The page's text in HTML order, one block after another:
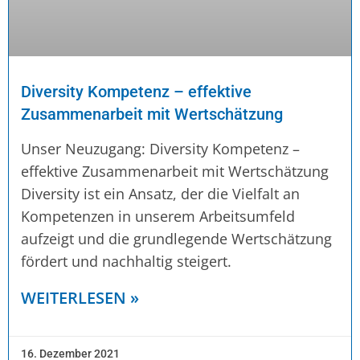
Diversity Kompetenz – effektive
Zusammenarbeit mit Wertschätzung
Unser Neuzugang: Diversity Kompetenz –
effektive Zusammenarbeit mit Wertschätzung
Diversity ist ein Ansatz, der die Vielfalt an
Kompetenzen in unserem Arbeitsumfeld
aufzeigt und die grundlegende Wertschätzung
fördert und nachhaltig steigert.
WEITERLESEN »
16. Dezember 2021